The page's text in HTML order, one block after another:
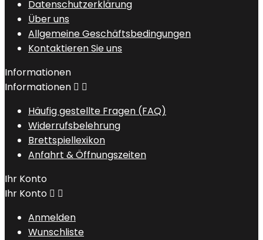
Datenschutzerklärung
Über uns
Allgemeine Geschäftsbedingungen
Kontaktieren Sie uns
Informationen
Informationen  
Häufig gestellte Fragen (FAQ)
Widerrufsbelehrung
Brettspiellexikon
Anfahrt & Öffnungszeiten
Ihr Konto
Ihr Konto  
Anmelden
Wunschliste